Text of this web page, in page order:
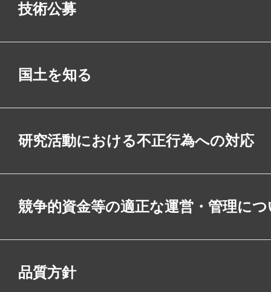
技術公募
国土を知る
研究活動における不正行為への対応
競争的資金等の適正な運営・管理に
品質方針